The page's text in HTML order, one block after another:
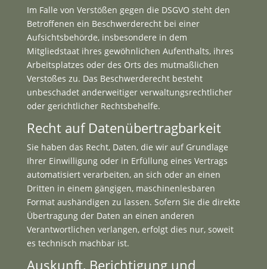
Im Falle von Verstößen gegen die DSGVO steht den
Betroffenen ein Beschwerderecht bei einer
Aufsichtsbehörde, insbesondere in dem
Mitgliedstaat ihres gewöhnlichen Aufenthalts, ihres
Arbeitsplatzes oder des Orts des mutmaßlichen
Verstoßes zu. Das Beschwerderecht besteht
unbeschadet anderweitiger verwaltungsrechtlicher
oder gerichtlicher Rechtsbehelfe.
Recht auf Daten­übertrag­barkeit
Sie haben das Recht, Daten, die wir auf Grundlage
Ihrer Einwilligung oder in Erfüllung eines Vertrags
automatisiert verarbeiten, an sich oder an einen
Dritten in einem gängigen, maschinenlesbaren
Format aushändigen zu lassen. Sofern Sie die direkte
Übertragung der Daten an einen anderen
Verantwortlichen verlangen, erfolgt dies nur, soweit
es technisch machbar ist.
Auskunft, Berichtigung und